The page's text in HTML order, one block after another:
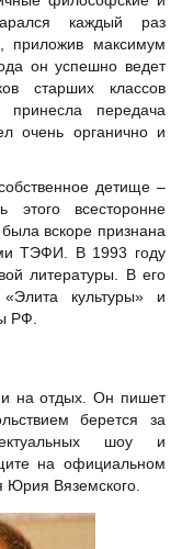
каждый раз
приложив максимум
он успешно ведет
старших классов
передача
очень органично и
детище –
всесторонне
вскоре признана
ТЭФИ. В 1993 году
литературы. В его
культуры» и
РФ.
на отдых. Он пишет
берется за
шоу и
на официальном
Юрия Вяземского.